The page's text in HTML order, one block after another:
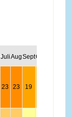
JuliAugSeptOkt
23 23 19